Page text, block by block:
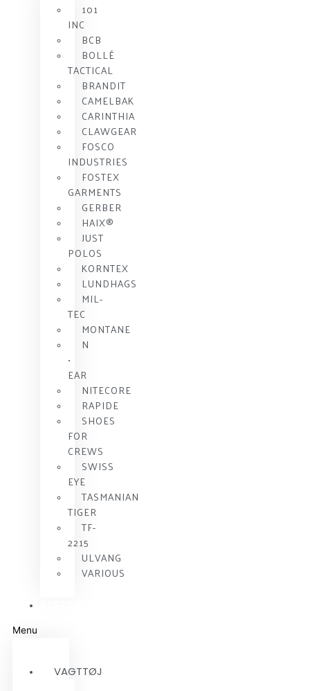
101
INC
BCB
BOLLÉ
TACTICAL
BRANDIT
CAMELBAK
CARINTHIA
CLAWGEAR
FOSCO
INDUSTRIES
FOSTEX
GARMENTS
GERBER
HAIX®
JUST
POLOS
KORNTEX
LUNDHAGS
MIL-
TEC
MONTANE
N
•
EAR
NITECORE
RAPIDE
SHOES
FOR
CREWS
SWISS
EYE
TASMANIAN
TIGER
TF-
2215
ULVANG
VARIOUS
Menu
VAGTTØJ